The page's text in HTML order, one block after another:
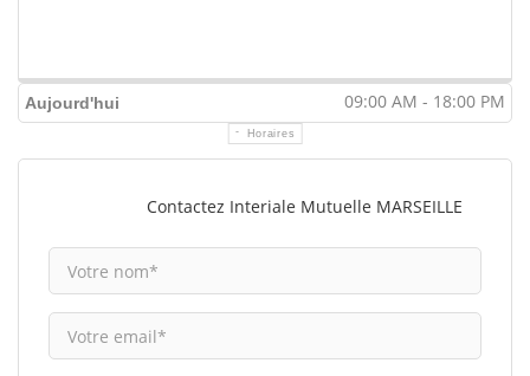
Aujourd'hui 09:00 AM - 18:00 PM
Horaires
Contactez Interiale Mutuelle MARSEILLE